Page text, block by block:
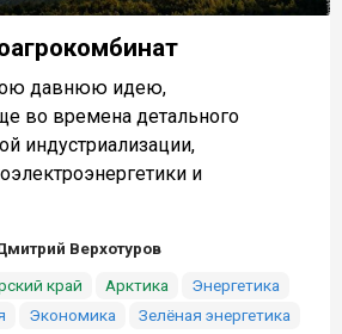
давнюю идею,
во времена детального
индустриализации,
и
Верхотуров
край Арктика
Энергетика
Экономика
Зелёная энергетика